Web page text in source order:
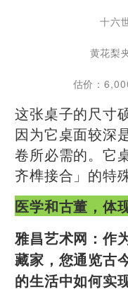
十六
黄花梨
估价：
这张桌子的尺寸
因为它桌面较深
卷所必需的。它
齐榫接合」的特
医学和古董，体
雅昌艺术网：作
藏家，您通览古
的生活中如何实